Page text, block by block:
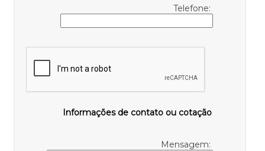
Telefone:
Informações de contato ou cotação
Mensagem: